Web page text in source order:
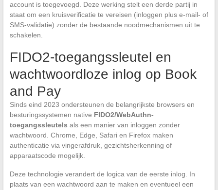
account is toegevoegd. Deze werking stelt een derde partij in
staat om een kruisverificatie te vereisen (inloggen plus e-mail- of
SMS-validatie) zonder de bestaande noodmechanismen uit te
schakelen.
FIDO2-toegangssleutel en
wachtwoordloze inlog op Book
and Pay
Sinds eind 2023 ondersteunen de belangrijkste browsers en
besturingssystemen native FIDO2/WebAuthn-
toegangssleutels als een manier van inloggen zonder
wachtwoord. Chrome, Edge, Safari en Firefox maken
authenticatie via vingerafdruk, gezichtsherkenning of
apparaatscode mogelijk.
Deze technologie verandert de logica van de eerste inlog. In
plaats van een wachtwoord aan te maken en eventueel een